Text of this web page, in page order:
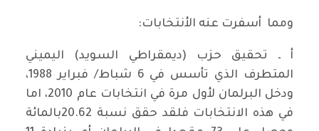
ومما أسفرت عنه الأنتخابات:
أ ـ تحقيق حزب (ديمقراطي السويد) اليميني
المتطرف الذي تأسس في 6 شباط/ فبراير 1988،
ودخل البرلمان لأول مرة في انتخابات عام 2010، اما
في هذه الانتخابات فلقد حقق نسبة 20.62بالمائة